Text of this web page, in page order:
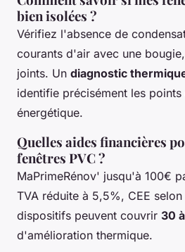
bien isolées ?
Vérifiez l'absence de
courants d'air avec une
joints. Un diagnostic
identifie précisément les
énergétique.
Quelles aides financières
fenêtres PVC ?
MaPrimeRénov' jusqu'à 100€
TVA réduite à 5,5%, CEE
dispositifs peuvent couvrir 30
d'amélioration thermique.